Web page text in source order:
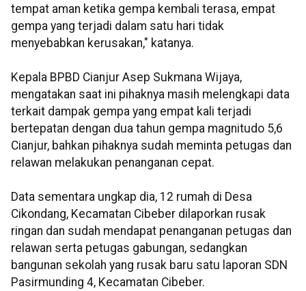
tempat aman ketika gempa kembali terasa, empat
gempa yang terjadi dalam satu hari tidak
menyebabkan kerusakan," katanya.
Kepala BPBD Cianjur Asep Sukmana Wijaya,
mengatakan saat ini pihaknya masih melengkapi data
terkait dampak gempa yang empat kali terjadi
bertepatan dengan dua tahun gempa magnitudo 5,6
Cianjur, bahkan pihaknya sudah meminta petugas dan
relawan melakukan penanganan cepat.
Data sementara ungkap dia, 12 rumah di Desa
Cikondang, Kecamatan Cibeber dilaporkan rusak
ringan dan sudah mendapat penanganan petugas dan
relawan serta petugas gabungan, sedangkan
bangunan sekolah yang rusak baru satu laporan SDN
Pasirmunding 4, Kecamatan Cibeber.